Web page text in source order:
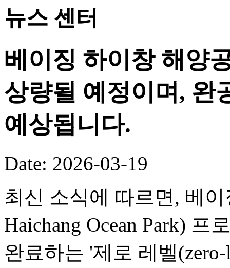
뉴스 센터
베이징 하이창 해양
상량될 예정이며, 완
예상됩니다.
Date: 2026-03-19
최신 소식에 따르면, 베
Haichang Ocean Park)
완료하는 '제로 레벨